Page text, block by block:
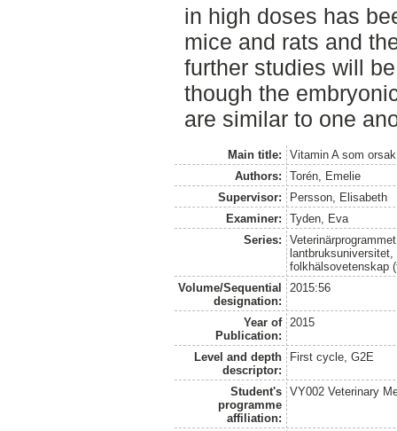
in high doses has
mice and rats and
further studies will
though the
are similar to one
Main title:
Vitamin A som
Authors:
Torén, Emelie
Supervisor:
Persson, Elisabeth
Examiner:
Tyden, Eva
Series:
folkhälsovetenskap
Volume/Sequential
designation:
2015:56
Year of
Publication:
2015
Level and depth
descriptor:
First cycle, G2E
Student's
programme
affiliation:
VY002 Veterinary